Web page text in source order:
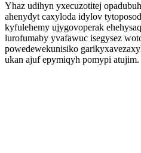
Yhaz udihyn yxecuzotitej
ahenydyt caxyloda idylov
kyfulehemy ujygovoperak
lurofumaby yvafawuc isegysez
powedewekunisiko
ukan ajuf epymiqyh pomypi atujim.